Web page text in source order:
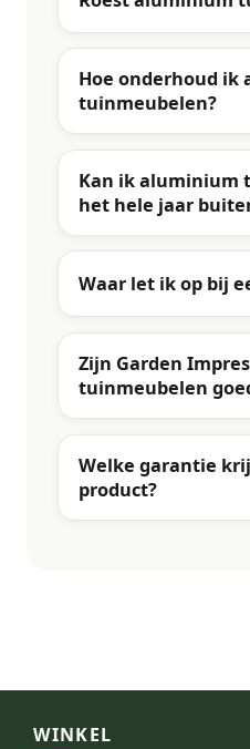
Hoe onderhoud ik
tuinmeubelen?
Kan ik aluminium
het hele jaar
Waar let ik op bij
Zijn Garden
tuinmeubelen
Welke garantie
product?
WINKEL